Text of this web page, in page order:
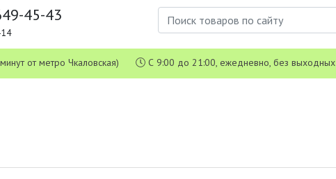
45-43
14
от метро Чкаловская) С 9:00 до 21:00, ежедневно, без выходных